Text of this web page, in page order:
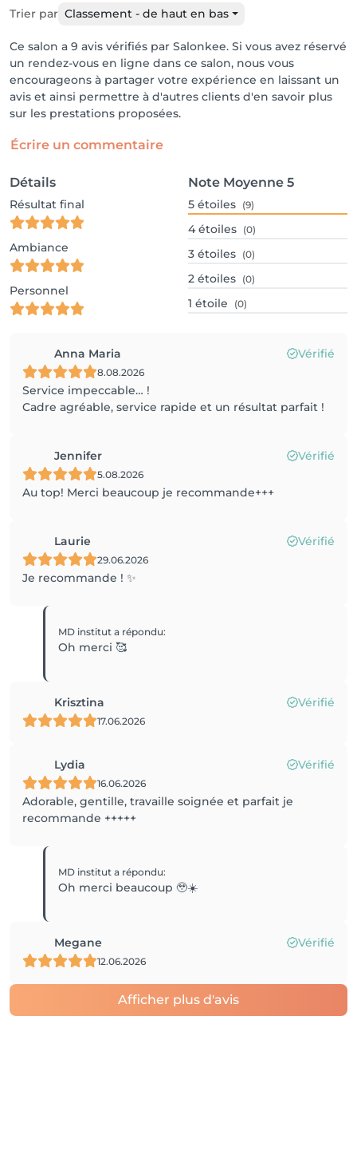
Trier par Classement - de haut en bas
Ce salon a 9 avis vérifiés par Salonkee. Si vous avez réservé
un rendez-vous en ligne dans ce salon, nous vous
encourageons à partager votre expérience en laissant un
avis et ainsi permettre à d'autres clients d'en savoir plus
sur les prestations proposées.
Écrire un commentaire
Détails
Résultat final
Ambiance
Personnel
Note Moyenne 5
5 étoiles (9)
4 étoiles (0)
3 étoiles (0)
2 étoiles (0)
1 étoile (0)
Anna Maria Vérifié
8.08.2026
Service impeccable… !
Cadre agréable, service rapide et un résultat parfait !
Jennifer Vérifié
5.08.2026
Au top! Merci beaucoup je recommande+++
Laurie Vérifié
29.06.2026
Je recommande ! ✨
MD instituta répondu:
Oh merci 🥰
Krisztina Vérifié
17.06.2026
Lydia Vérifié
16.06.2026
Adorable, gentille, travaille soignée et parfait je
recommande +++++
MD instituta répondu:
Oh merci beaucoup 🥹☀️
Megane Vérifié
12.06.2026
Afficher plus d'avis